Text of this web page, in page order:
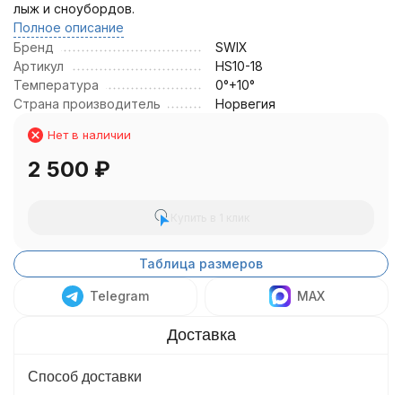
лыж и сноубордов.
Полное описание
Бренд
SWIX
Артикул
HS10-18
Температура
0°+10°
Страна производитель
Норвегия
Нет в наличии
2 500 ₽
Таблица размеров
Telegram MAX
Способ доставки